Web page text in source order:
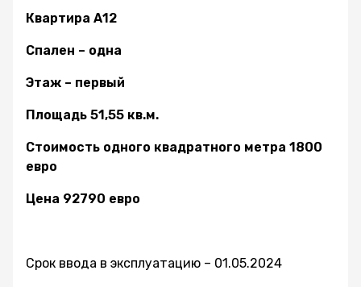
Квартира А12
Спален – одна
Этаж – первый
Площадь 51,55 кв.м.
Стоимость одного квадратного метра 1800
евро
Цена 92790 евро
Срок ввода в эксплуатацию – 01.05.2024